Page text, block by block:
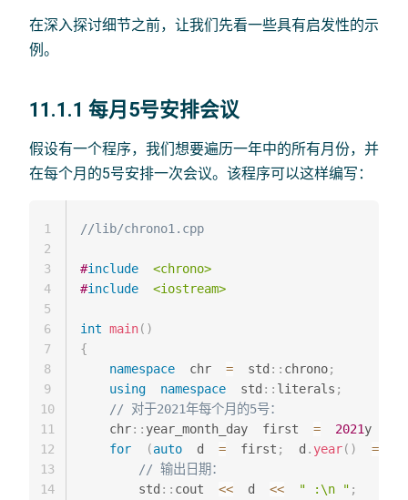
在深入探讨细节之前，让我们先看一些具有启发性的示
例。
11.1.1 每月5号安排会议
假设有一个程序，我们想要遍历一年中的所有月份，并
在每个月的5号安排一次会议。该程序可以这样编写：
//lib/chrono1.cpp
#include
<chrono>
#include <iostream>
int main( )
{
namespace
  chr
=
  std
:: chrono;
using
namespace
  std
:: literals ;
// 对于2021年每个月的5号：
    chr
:: year_month_day  first = 2021y
for
(auto
  d
=
  first
;
  d
. year( ) ==
// 输出日期：
        std
:: cout <<
  d
<< " :\n " ;
1
2
3
4
5
6
7
8
9
10
11
12
13
14